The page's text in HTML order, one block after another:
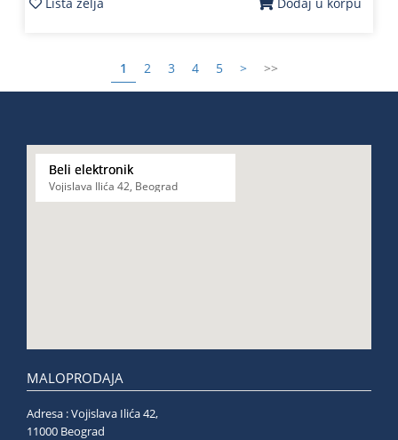
1 2 3 4 5 > >>
Beli elektronik
Vojislava Ilića 42, Beograd
MALOPRODAJA
Adresa : Vojislava Ilića 42,
11000 Beograd